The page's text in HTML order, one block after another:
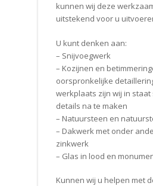
kunnen wij deze
uitstekend voor u
U kunt denken aan:
– Snijvoegwerk
– Kozijnen en
oorspronkelijke
werkplaats zijn wij in
details na te maken
– Natuursteen en
– Dakwerk met onder
zinkwerk
– Glas in lood en
Kunnen wij u helpen met